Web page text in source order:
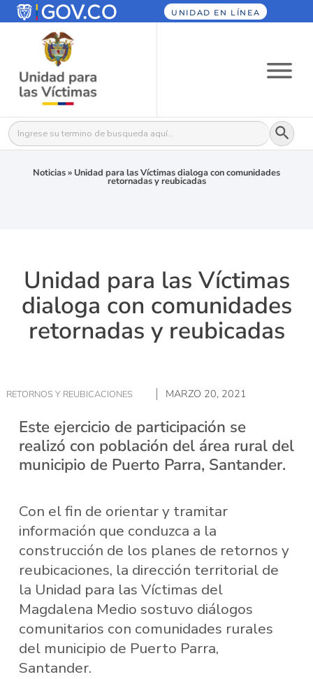
UNIDAD EN LÍNEA
Buscar: Botón
Noticias» Unidad para las Víctimas dialoga con comunidades
retornadas y reubicadas
Unidad para las Víctimas
dialoga con comunidades
retornadas y reubicadas
RETORNOS Y REUBICACIONES MARZO 20, 2021
Este ejercicio de participación se
realizó con población del área rural del
municipio de Puerto Parra, Santander.
Con el fin de orientar y tramitar
información que conduzca a la
construcción de los planes de retornos y
reubicaciones, la dirección territorial de
la Unidad para las Víctimas del
Magdalena Medio sostuvo diálogos
comunitarios con comunidades rurales
del municipio de Puerto Parra,
Santander.